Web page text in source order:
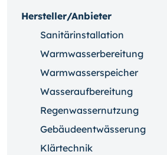
Hersteller/Anbieter
Sanitärinstallation
Warmwasserbereitung
Warmwasserspeicher
Wasseraufbereitung
Regenwassernutzung
Gebäudeentwässerung
Klärtechnik